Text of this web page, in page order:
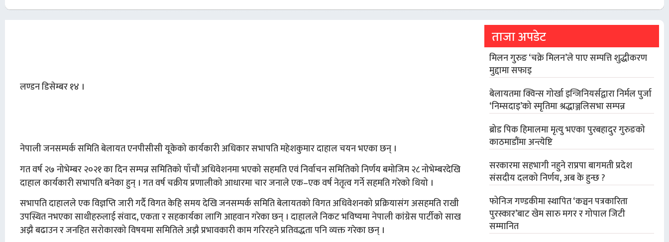
लण्डन डिसेम्बर १४ ।
नेपाली जनसम्पर्क समिति बेलायत एनपीसीसी यूकेको कार्यकारी अधिकार सभापति महेशकुमार दाहाल चयन भएका छन् ।
गत वर्ष २७ नोभेम्बर २०२१ का दिन सम्पन्न समितिको पाँचौं अधिवेशनमा भएको सहमति एवं निर्वाचन समितिको निर्णय बमोजिम २८ नोभेम्बरदेखि
दाहाल कार्यकारी सभापति बनेका हुन् । गत वर्ष चक्रीय प्रणालीको आधारमा चार जनाले एक–एक वर्ष नेतृत्व गर्ने सहमति गरेको थियो ।
सभापति दाहालले एक विज्ञप्ति जारी गर्दै विगत केहि समय देखि जनसम्पर्क समिति बेलायतको विगत अधिवेशनको प्रक्रियासंग असहमति राखी
उपस्थित नभएका साथीहरुलाई संवाद, एकता र सहकार्यका लागि आहवान गरेका छन् । दाहालले निकट भविष्यमा नेपाली कांग्रेस पार्टीको साख
अझै बढाउन र जनहित सरोकारको विषयमा समितिले अझै प्रभावकारी काम गरिरहने प्रतिवद्धता पनि व्यक्त गरेका छन् ।
ताजा अपडेट
मिलन गुरुङ ‘चक्रे मिलन’ले पाए सम्पत्ति शुद्धीकरण
मुद्दामा सफाइ
बेलायतमा क्विन्स गोर्खा इन्जिनियर्सद्वारा निर्मल पुर्जा
‘निम्सदाइ’को स्मृतिमा श्रद्धाञ्जलिसभा सम्पन्न
ब्रोड पिक हिमालमा मृत्यु भएका पुरबहादुर गुरुङको
काठमाडौंमा अन्त्येष्टि
सरकारमा सहभागी नहुने राप्रपा बागमती प्रदेश
संसदीय दलको निर्णय, अब के हुन्छ ?
फोनिज गण्डकीमा स्थापित ‘कञ्चन पत्रकारिता
पुरस्कार’बाट खेम सारु मगर र गोपाल जिटी
सम्मानित